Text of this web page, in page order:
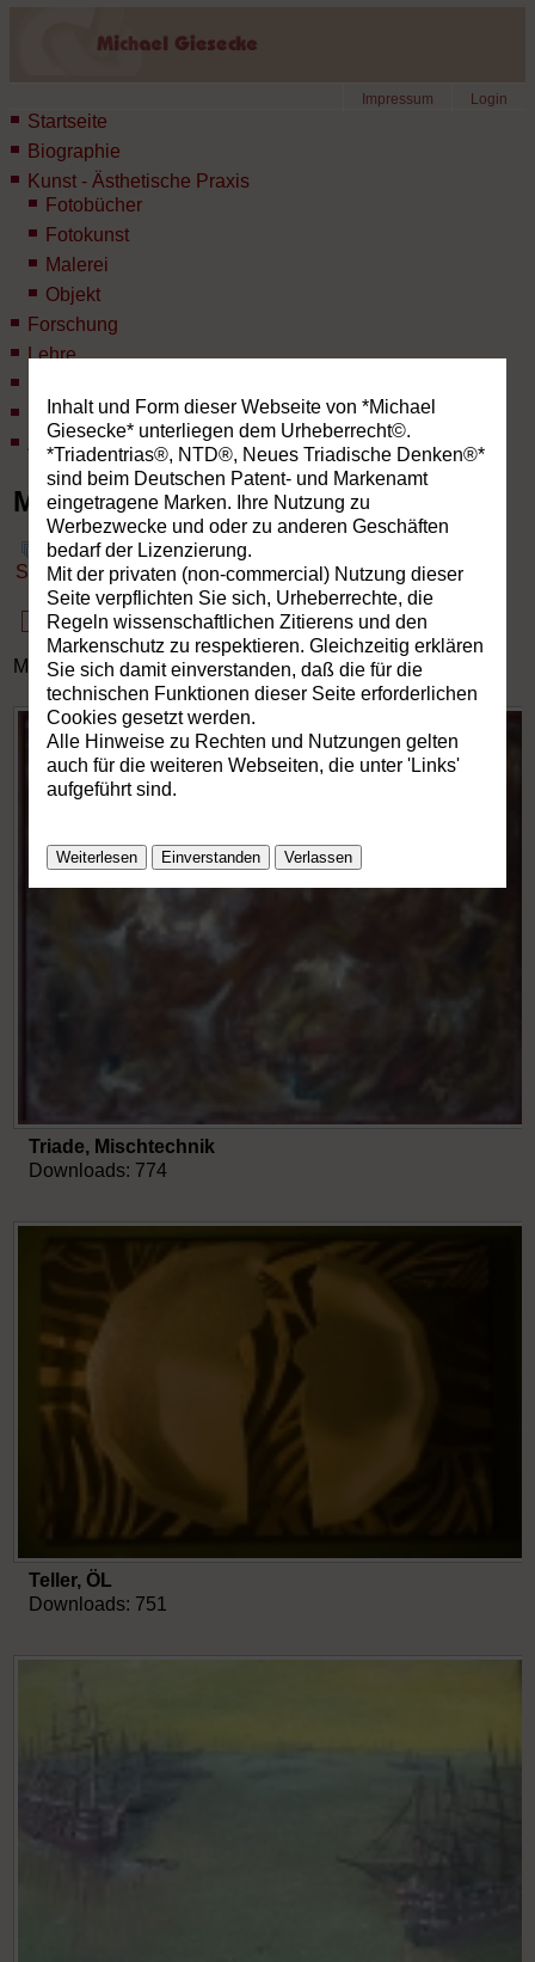
Login
Impressum
Startseite
Biographie
Kunst - Ästhetische Praxis
Fotobücher
Fotokunst
Malerei
Objekt
Forschung
Lehre
Publikationen
Aktuelles
Malerei
Startseite» Malerei
Malerei
Triade, Mischtechnik
Downloads: 774
Teller, ÖL
Downloads: 751
Inhalt und Form dieser Webseite von *Michael
Giesecke* unterliegen dem Urheberrecht©.
*Triadentrias®, NTD®, Neues Triadische Denken®*
sind beim Deutschen Patent- und Markenamt
eingetragene Marken. Ihre Nutzung zu
Werbezwecke und oder zu anderen Geschäften
bedarf der Lizenzierung.
Mit der privaten (non-commercial) Nutzung dieser
Seite verpflichten Sie sich, Urheberrechte, die
Regeln wissenschaftlichen Zitierens und den
Markenschutz zu respektieren. Gleichzeitig erklären
Sie sich damit einverstanden, daß die für die
technischen Funktionen dieser Seite erforderlichen
Cookies gesetzt werden.
Alle Hinweise zu Rechten und Nutzungen gelten
auch für die weiteren Webseiten, die unter 'Links'
aufgeführt sind.
Weiterlesen Einverstanden Verlassen